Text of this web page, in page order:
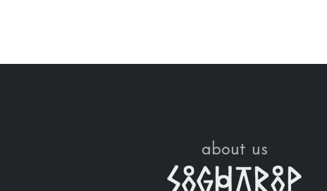
about us